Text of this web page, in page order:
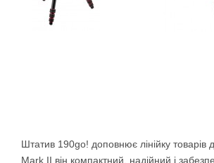
Штатив 190go! доповнює лінійку
Mark II він компактний, надійний і